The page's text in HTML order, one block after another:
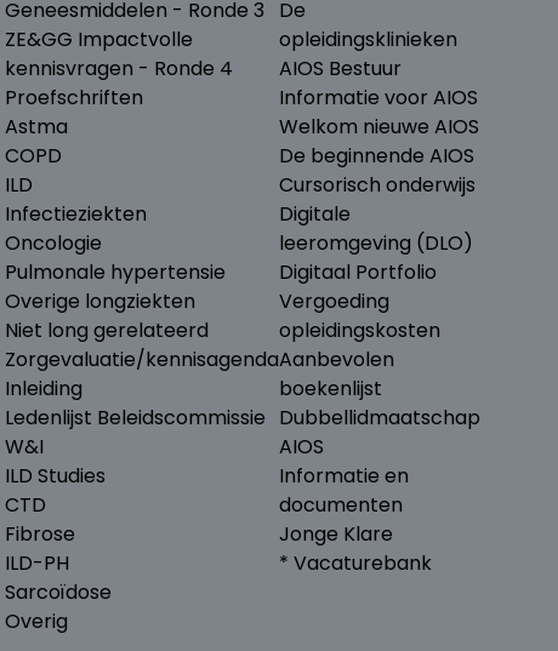
Geneesmiddelen - Ronde 3
ZE&GG Impactvolle
kennisvragen - Ronde 4
Proefschriften
Astma
COPD
ILD
Infectieziekten
Oncologie
Pulmonale hypertensie
Overige longziekten
Niet long gerelateerd
Zorgevaluatie/kennisagenda
Inleiding
Ledenlijst Beleidscommissie
W&I
ILD Studies
CTD
Fibrose
ILD-PH
Sarcoïdose
Overig
De
opleidingsklinieken
AIOS Bestuur
Informatie voor AIOS
Welkom nieuwe AIOS
De beginnende AIOS
Cursorisch onderwijs
Digitale
leeromgeving (DLO)
Digitaal Portfolio
Vergoeding
opleidingskosten
Aanbevolen
boekenlijst
Dubbellidmaatschap
AIOS
Informatie en
documenten
Jonge Klare
* Vacaturebank